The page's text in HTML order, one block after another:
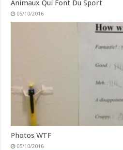
Animaux Qui Font Du Sport
05/10/2016
Photos WTF
05/10/2016